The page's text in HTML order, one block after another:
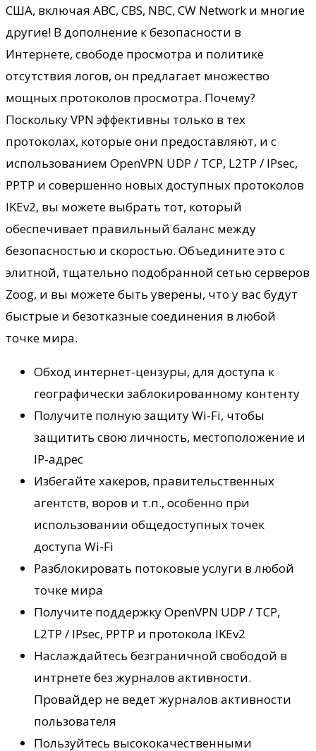
США, включая ABC, CBS, NBC, CW Network и многие
другие! В дополнение к безопасности в
Интернете, свободе просмотра и политике
отсутствия логов, он предлагает множество
мощных протоколов просмотра. Почему?
Поскольку VPN эффективны только в тех
протоколах, которые они предоставляют, и с
использованием OpenVPN UDP / TCP, L2TP / IPsec,
PPTP и совершенно новых доступных протоколов
IKEv2, вы можете выбрать тот, который
обеспечивает правильный баланс между
безопасностью и скоростью. Объедините это с
элитной, тщательно подобранной сетью серверов
Zoog, и вы можете быть уверены, что у вас будут
быстрые и безотказные соединения в любой
точке мира.
Обход интернет-цензуры, для доступа к
географически заблокированному контенту
Получите полную защиту Wi-Fi, чтобы
защитить свою личность, местоположение и
IP-адрес
Избегайте хакеров, правительственных
агентств, воров и т.п., особенно при
использовании общедоступных точек
доступа Wi-Fi
Разблокировать потоковые услуги в любой
точке мира
Получите поддержку OpenVPN UDP / TCP,
L2TP / IPsec, PPTP и протокола IKEv2
Наслаждайтесь безграничной свободой в
интрнете без журналов активности.
Провайдер не ведет журналов активности
пользователя
Пользуйтесь высококачественными